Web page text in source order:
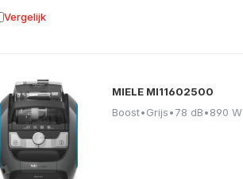
Vergelijk aan vergelijking
MIELE MI11602500
Boost•Grijs•78 dB•890 W